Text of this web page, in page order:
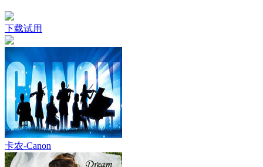
下载试用
卡农-Canon